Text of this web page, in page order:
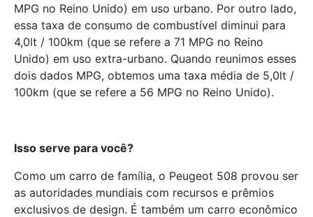
MPG no Reino Unido) em uso urbano. Por outro lado,
essa taxa de consumo de combustível diminui para
4,0lt / 100km (que se refere a 71 MPG no Reino
Unido) em uso extra-urbano. Quando reunimos esses
dois dados MPG, obtemos uma taxa média de 5,0lt /
100km (que se refere a 56 MPG no Reino Unido).
Isso serve para você?
Como um carro de família, o Peugeot 508 provou ser
as autoridades mundiais com recursos e prêmios
exclusivos de design. É também um carro econômico